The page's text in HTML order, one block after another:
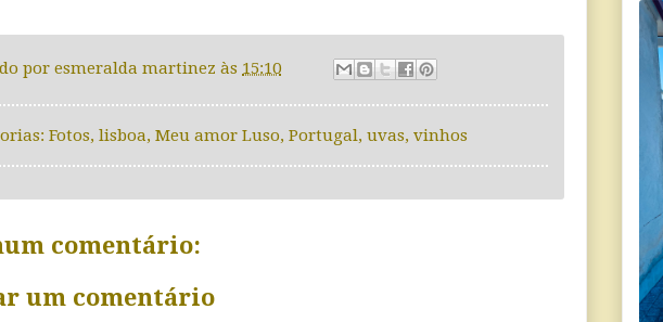
por esmeralda martinez às 15:10
Fotos, lisboa, Meu amor Luso, Portugal, uvas, vinhos
comentário:
um comentário